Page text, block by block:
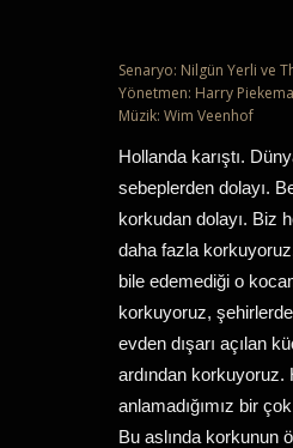
Senaryo: Nilgün Yerli ve
Yönetmen: Harry Piekema
Müzik: Wim Veenhof
Hollanda karıştı.
sebeplerden dolayı.
korkudan dolayı. Biz
daha fazla
bile edemediği o
korkuyoruz,
evden dışarı açılan
ardından korkuyoruz.
anlamadığımız bir
Bu aslında korkunun